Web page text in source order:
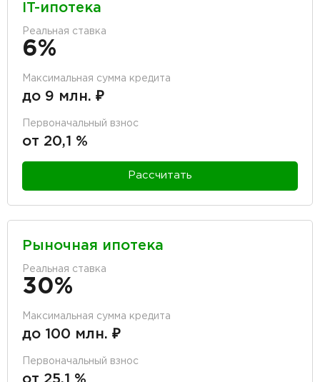
IT-ипотека
Реальная ставка
6%
Максимальная сумма кредита
до 9 млн. ₽
Первоначальный взнос
от 20,1 %
Рассчитать
Рыночная ипотека
Реальная ставка
30%
Максимальная сумма кредита
до 100 млн. ₽
Первоначальный взнос
от 25,1 %